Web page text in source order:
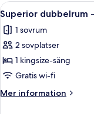
eget
badrum
Öppna
alla
foton
för
Superior
dubbelrum
-
eget
9
Superior dubbelrum
1 sovrum
2 sovplatser
1 kingsize-säng
Gratis wi-fi
Mer information
Mer